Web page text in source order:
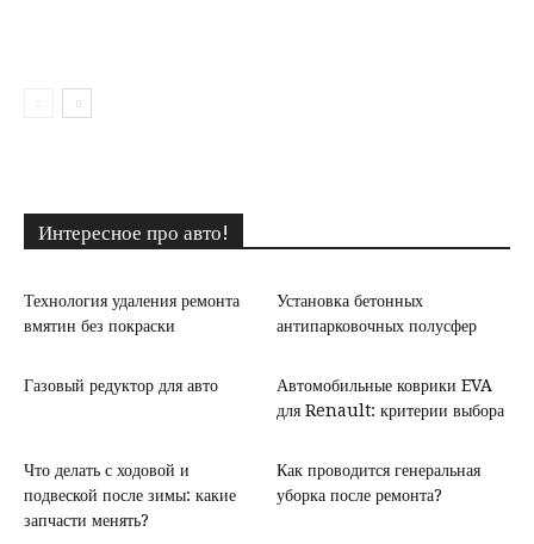
Интересное про авто!
Технология удаления ремонта
вмятин без покраски
Установка бетонных
антипарковочных полусфер
Газовый редуктор для авто
Автомобильные коврики EVA
для Renault: критерии выбора
Что делать с ходовой и
подвеской после зимы: какие
запчасти менять?
Как проводится генеральная
уборка после ремонта?